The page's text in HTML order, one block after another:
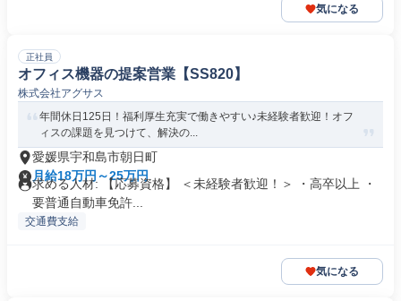
気になる
正社員
オフィス機器の提案営業【SS820】
株式会社アグサス
年間休日125日！福利厚生充実で働きやすい♪未経験者歓迎！オフ
ィスの課題を見つけて、解決の...
愛媛県宇和島市朝日町
月給18万円～25万円
求める人材: 【応募資格】 ＜未経験者歓迎！＞ ・高卒以上 ・
要普通自動車免許...
交通費支給
気になる